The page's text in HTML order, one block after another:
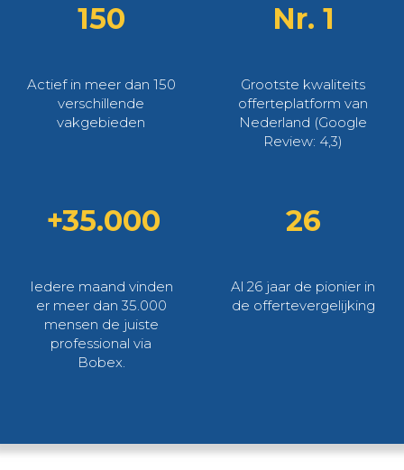
150
Actief in meer dan 150
verschillende
vakgebieden
Nr. 1
Grootste kwaliteits
offerteplatform van
Nederland (Google
Review: 4,3)
+35.000
Iedere maand vinden
er meer dan 35.000
mensen de juiste
professional via
Bobex.
26
Al 26 jaar de pionier in
de offertevergelijking